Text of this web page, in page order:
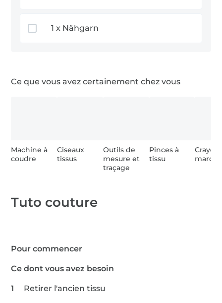
1 x Nähgarn
Ce que vous avez certainement chez vous
Machine à
coudre
Ciseaux
tissus
Outils de
mesure et
traçage
Pinces à
tissu
Tuto couture
Pour commencer
Ce dont vous avez besoin
Retirer l'ancien tissu